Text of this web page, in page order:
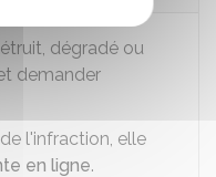
dégradé ou
demander
l'infraction, elle
en ligne.